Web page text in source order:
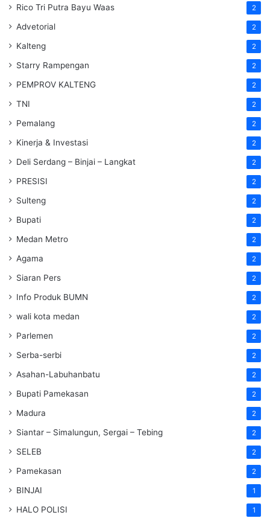
Rico Tri Putra Bayu Waas 2
Advetorial 2
Kalteng 2
Starry Rampengan 2
PEMPROV KALTENG 2
TNI 2
Pemalang 2
Kinerja & Investasi 2
Deli Serdang – Binjai – Langkat 2
PRESISI 2
Sulteng 2
Bupati 2
Medan Metro 2
Agama 2
Siaran Pers 2
Info Produk BUMN 2
wali kota medan 2
Parlemen 2
Serba-serbi 2
Asahan-Labuhanbatu 2
Bupati Pamekasan 2
Madura 2
Siantar – Simalungun, Sergai – Tebing 2
SELEB 2
Pamekasan 2
BINJAI 1
HALO POLISI 1